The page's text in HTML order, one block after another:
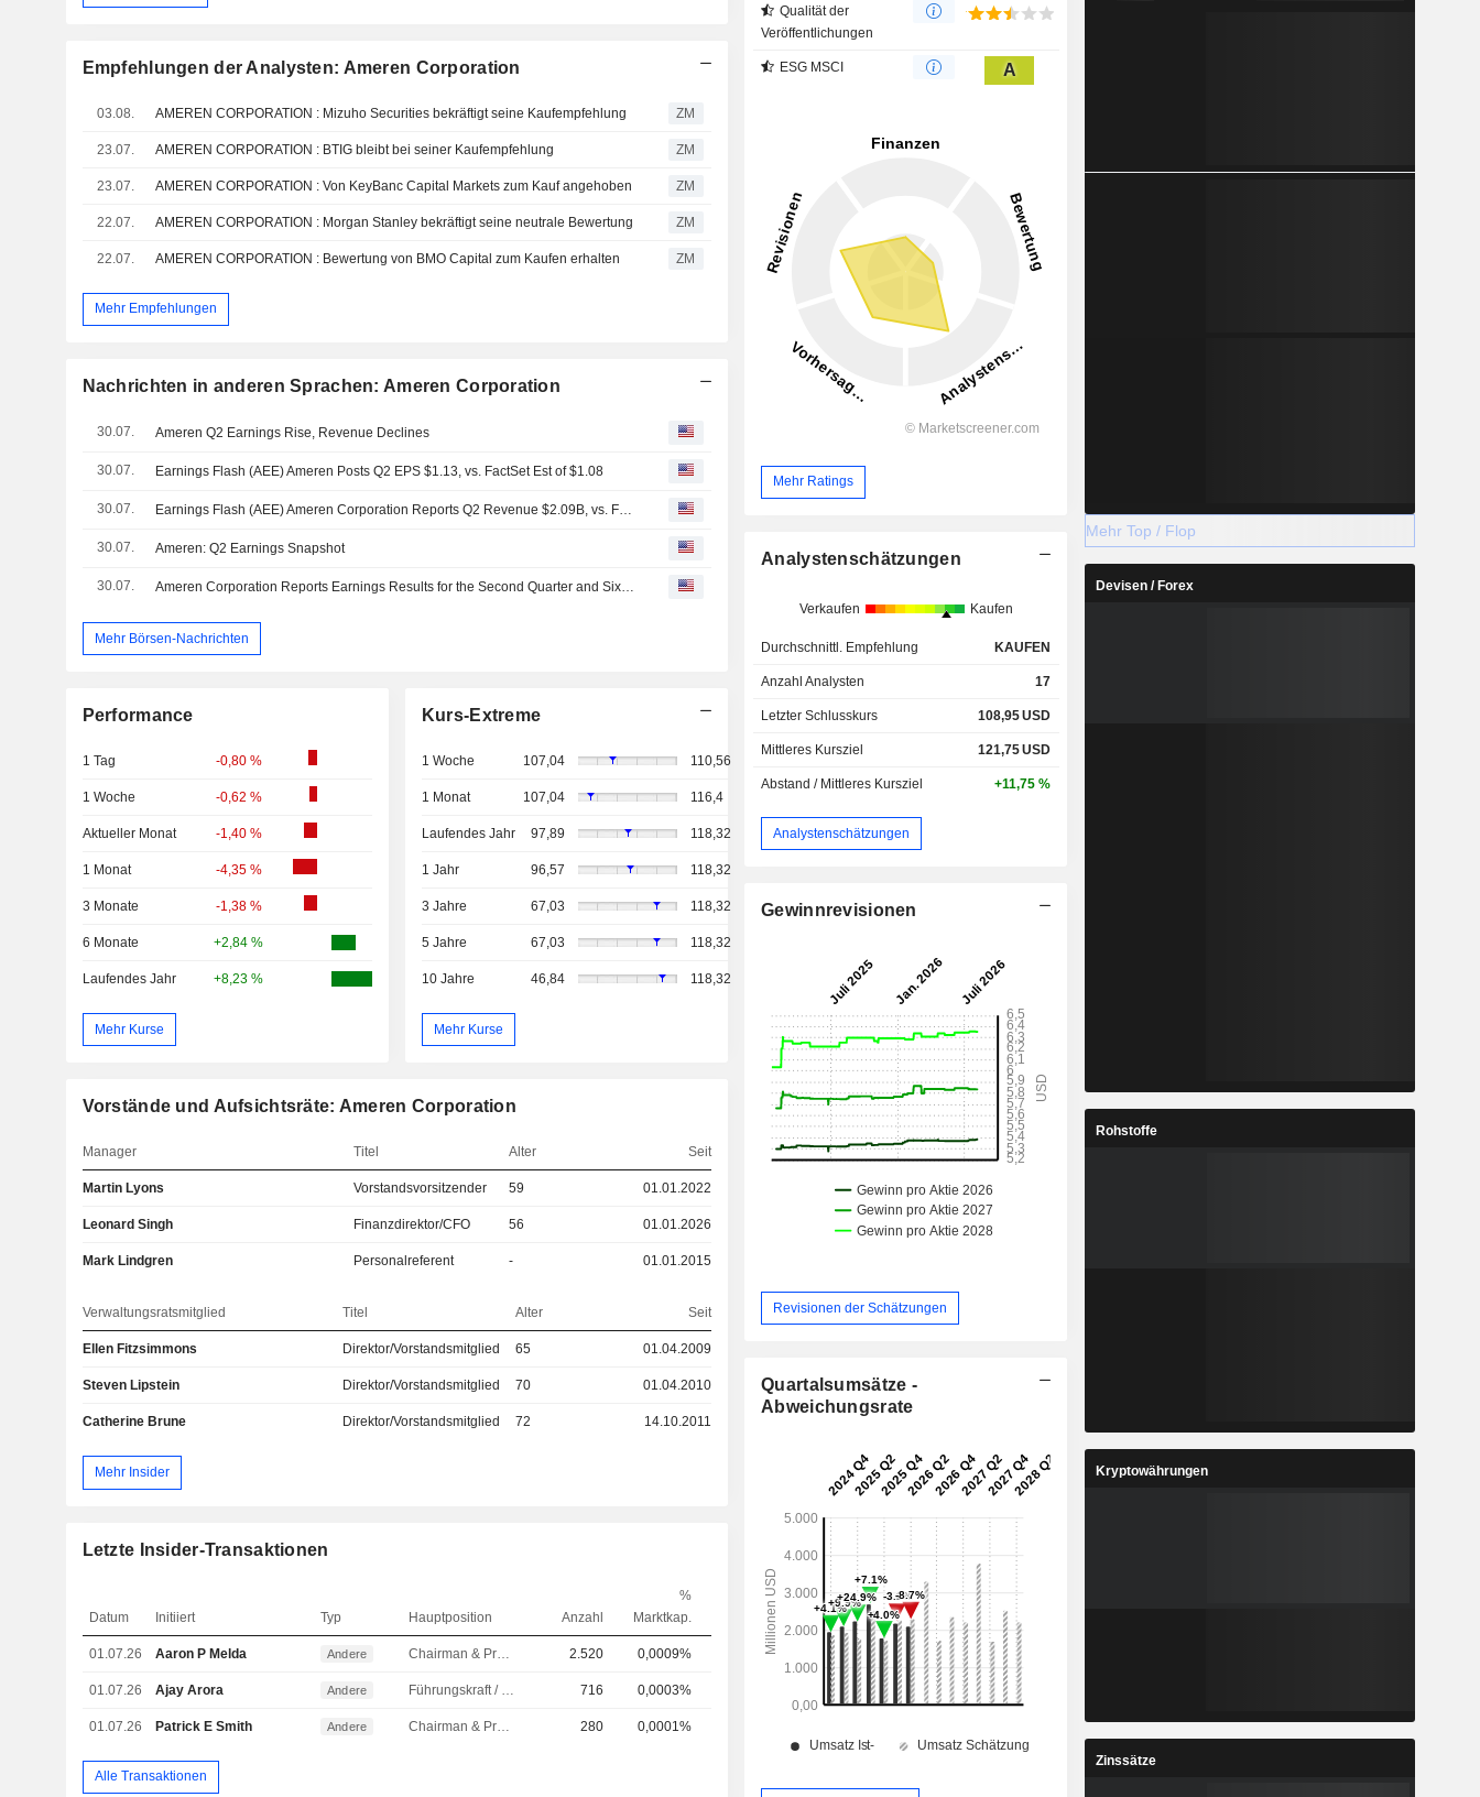
Empfehlungen der Analysten: Ameren Corporation
03.08. AMEREN CORPORATION : Mizuho Securities bekräftigt seine Kaufempfehlung ZM
23.07. AMEREN CORPORATION : BTIG bleibt bei seiner Kaufempfehlung ZM
23.07. AMEREN CORPORATION : Von KeyBanc Capital Markets zum Kauf angehoben ZM
22.07. AMEREN CORPORATION : Morgan Stanley bekräftigt seine neutrale Bewertung ZM
22.07. AMEREN CORPORATION : Bewertung von BMO Capital zum Kaufen erhalten ZM
Mehr Empfehlungen
Nachrichten in anderen Sprachen: Ameren Corporation
30.07. Ameren Q2 Earnings Rise, Revenue Declines
30.07. Earnings Flash (AEE) Ameren Posts Q2 EPS $1.13, vs. FactSet Est of $1.08
30.07. Earnings Flash (AEE) Ameren Corporation Reports Q2 Revenue $2.09B, vs. FactSet Est of $2.27B
30.07. Ameren: Q2 Earnings Snapshot
30.07. Ameren Corporation Reports Earnings Results for the Second Quarter and Six Months Ended June 30, 2026
Mehr Börsen-Nachrichten
Performance
1 Tag -0,80 %
1 Woche -0,62 %
Aktueller Monat -1,40 %
1 Monat -4,35 %
3 Monate -1,38 %
6 Monate +2,84 %
Laufendes Jahr +8,23 %
Mehr Kurse
Kurs-Extreme
1 Woche 107,04 110,56
1 Monat 107,04 116,4
Laufendes Jahr 97,89 118,32
1 Jahr 96,57 118,32
3 Jahre 67,03 118,32
5 Jahre 67,03 118,32
10 Jahre 46,84 118,32
Mehr Kurse
Vorstände und Aufsichtsräte: Ameren Corporation
Manager Titel Alter Seit
Martin Lyons Vorstandsvorsitzender 59 01.01.2022
Leonard Singh Finanzdirektor/CFO 56 01.01.2026
Mark Lindgren Personalreferent - 01.01.2015
Verwaltungsratsmitglied Titel Alter Seit
Ellen Fitzsimmons Direktor/Vorstandsmitglied 65 01.04.2009
Steven Lipstein Direktor/Vorstandsmitglied 70 01.04.2010
Catherine Brune Direktor/Vorstandsmitglied 72 14.10.2011
Mehr Insider
Letzte Insider-Transaktionen
Datum Initiiert Typ Hauptposition Anzahl
%
Marktkap.
01.07.26 Aaron P Melda Andere 2.520 0,0009%
01.07.26 Ajay Arora Andere 716 0,0003%
01.07.26 Patrick E Smith Andere 280 0,0001%
Alle Transaktionen
Qualität der
Veröffentlichungen
ESG MSCI A
Mehr Ratings
Analystenschätzungen
Verkaufen Kaufen
Durchschnittl. Empfehlung KAUFEN
Anzahl Analysten 17
Letzter Schlusskurs 108,95USD
Mittleres Kursziel 121,75USD
Abstand / Mittleres Kursziel +11,75 %
Analystenschätzungen
Gewinnrevisionen
Revisionen der Schätzungen
Quartalsumsätze -
Abweichungsrate
Mehr Top / Flop
Devisen / Forex
Rohstoffe
Kryptowährungen
Zinssätze